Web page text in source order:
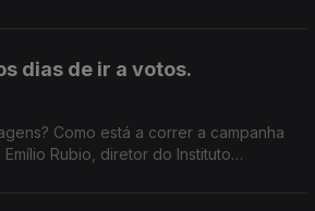
dias de ir a votos.
Como está a correr a campanha
Rubio, diretor do Instituto